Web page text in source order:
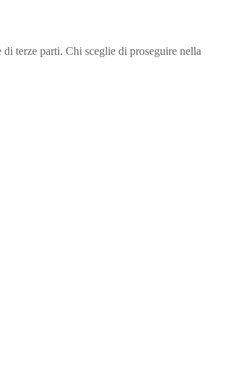
terze parti. Chi sceglie di proseguire nella